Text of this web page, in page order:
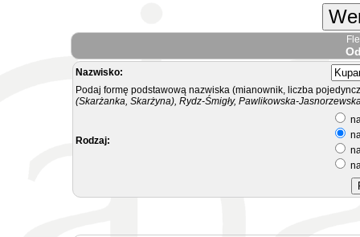
Nazwisko:
Podaj formę podstawową nazwiska (mianownik, liczba
(Skarżanka, Skarżyna), Rydz-Śmigły, Pawlikowska-
Rodzaj: